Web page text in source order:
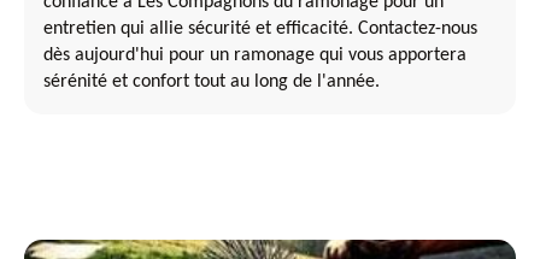
entretien qui allie sécurité et efficacité. Contactez-nous
dès aujourd'hui pour un ramonage qui vous apportera
sérénité et confort tout au long de l'année.